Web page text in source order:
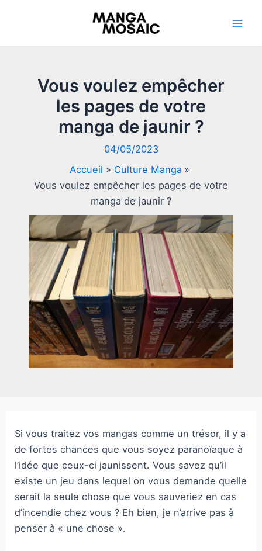
Vous voulez empêcher
les pages de votre
manga de jaunir ?
04/05/2023
Accueil
Culture Manga
Vous voulez empêcher les pages de votre
manga de jaunir ?
Si vous traitez vos mangas comme un trésor, il y a
de fortes chances que vous soyez paranoïaque à
l’idée que ceux-ci jaunissent. Vous savez qu’il
existe un jeu dans lequel on vous demande quelle
serait la seule chose que vous sauveriez en cas
d’incendie chez vous ? Eh bien, je n’arrive pas à
penser à « une chose ».